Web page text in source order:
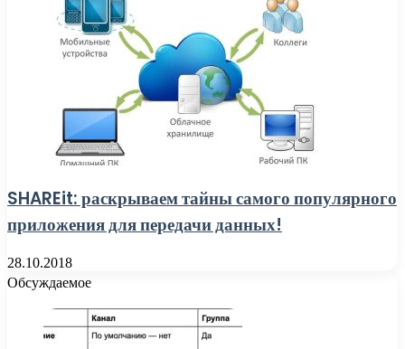
SHAREit: раскрываем тайны самого популярного
приложения для передачи данных!
28.10.2018
Обсуждаемое